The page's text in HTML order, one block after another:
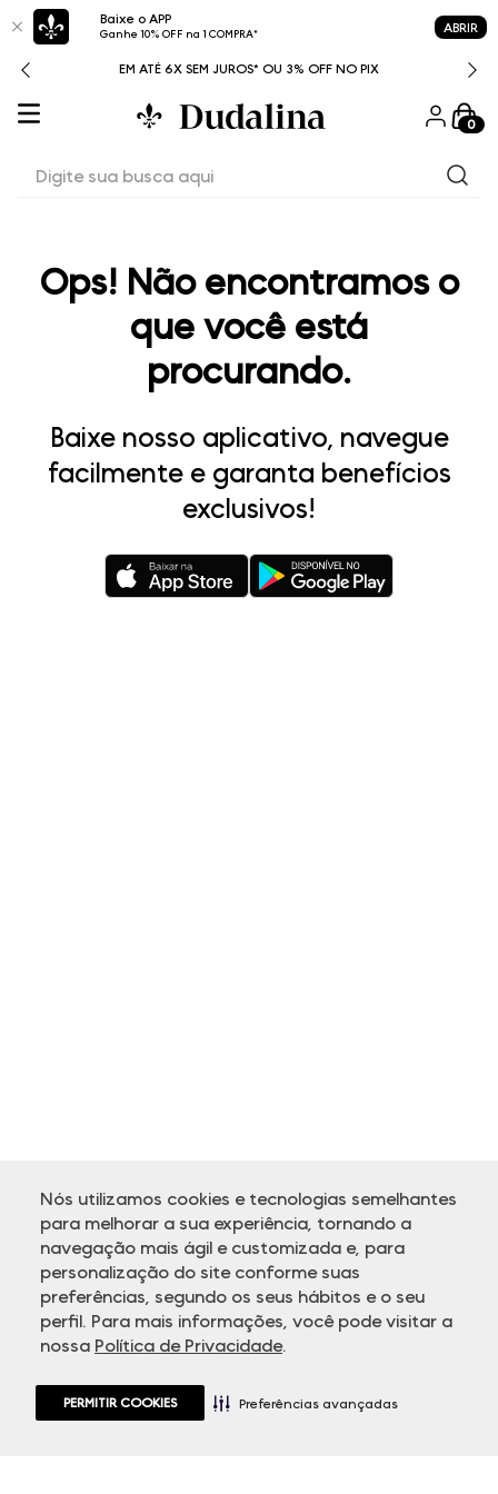
Baixe o APP
Ganhe 10% OFF na 1 COMPRA* ABRIR
Nós utilizamos cookies e tecnologias semelhantes
para melhorar a sua experiência, tornando a
navegação mais ágil e customizada e, para
personalização do site conforme suas
preferências, segundo os seus hábitos e o seu
perfil. Para mais informações, você pode visitar a
nossa Política de Privacidade.
PERMITIR COOKIES Preferências avançadas
EM ATÉ 6X SEM JUROS* OU 3% OFF NO PIX
0
Ops! Não encontramos o
que você está
procurando.
Baixe nosso aplicativo, navegue
facilmente e garanta benefícios
exclusivos!